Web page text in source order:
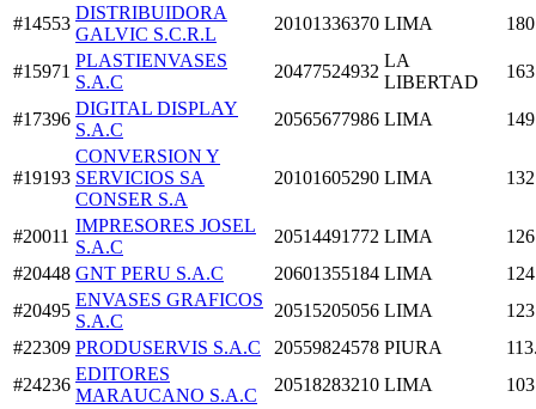
#14553
DISTRIBUIDORA
GALVIC S.C.R.L
20101336370 LIMA
#15971
PLASTIENVASES
S.A.C
20477524932
LA
LIBERTAD
#17396
DIGITAL DISPLAY
S.A.C
20565677986 LIMA
#19193
CONVERSION Y
SERVICIOS SA
CONSER S.A
20101605290 LIMA
#20011
IMPRESORES JOSEL
S.A.C
20514491772 LIMA
#20448 GNT PERU S.A.C 20601355184 LIMA
#20495
ENVASES GRAFICOS
S.A.C
20515205056 LIMA
#22309 PRODUSERVIS S.A.C 20559824578 PIURA
#24236
EDITORES
MARAUCANO S.A.C
20518283210 LIMA